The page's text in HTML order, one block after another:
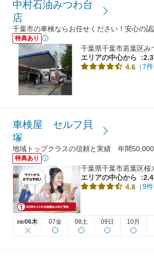
中村石油みつわ台
店
千葉市の車検ならお任せください！安心の
特典あり
千葉県千葉市若葉区み
エリアの中心から
4.6 （7件
車検屋 セルフ貝
塚
地域トップクラスの信頼と実績 年間
特典あり
千葉県千葉市若葉区桜
エリアの中心から
4.8 （9件
08/06木 07金 08土 09日 10月